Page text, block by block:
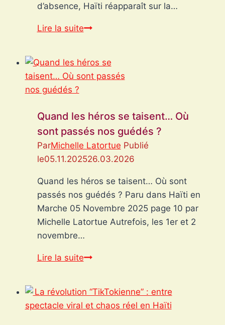
d’absence, Haïti réapparaît sur la…
Lire la suiteHaïti
retour
éclatant
Universe
Quand les héros se taisent… Où
sont passés nos guédés ?
ParMichelle Latortue Publié
le05.11.202526.03.2026
Quand les héros se taisent… Où sont
passés nos guédés ? Paru dans Haïti en
Marche 05 Novembre 2025 page 10 par
Michelle Latortue Autrefois, les 1er et 2
novembre…
Lire la suiteQuand
se
taisent…